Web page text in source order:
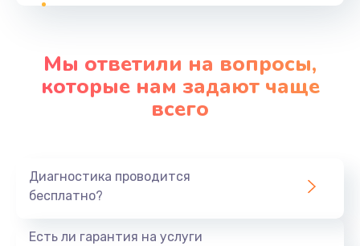
от 1160 руб.
Замена экрана
от 1490 руб.
Заказать
от 990 руб.
Мы ответили на вопросы,
которые нам задают чаще
всего
Диагностика проводится
бесплатно?
Есть ли гарантия на услуги